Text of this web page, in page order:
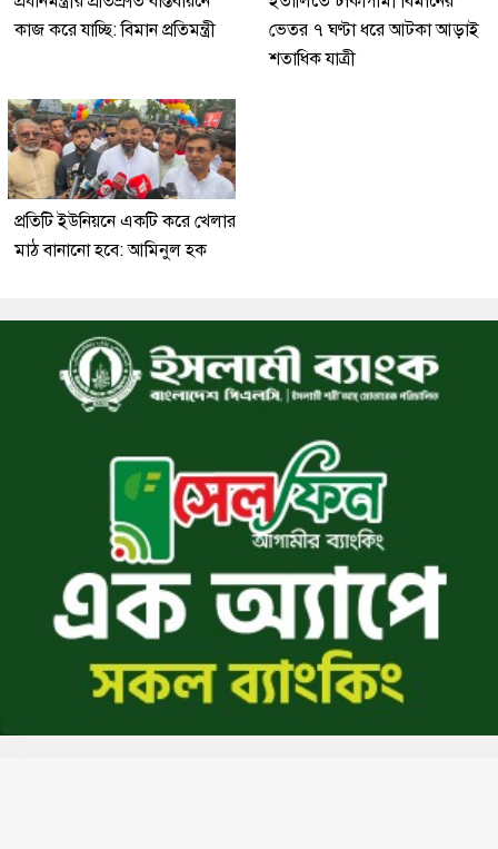
কাজ করে যাচ্ছি: বিমান প্রতিমন্ত্রী
ভেতর ৭ ঘণ্টা ধরে আটকা আড়াই
শতাধিক যাত্রী
প্রতিটি ইউনিয়নে একটি করে খেলার
মাঠ বানানো হবে: আমিনুল হক